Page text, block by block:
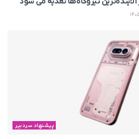
پیشنهاد سردبیر